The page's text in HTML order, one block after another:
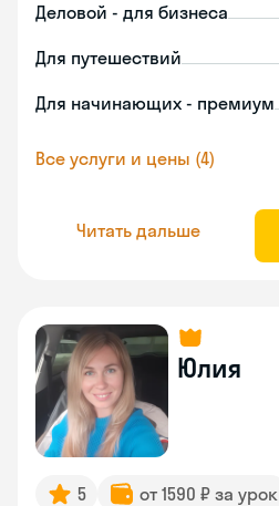
Деловой - для бизнеса
Для путешествий
Для начинающих - премиум
Все услуги и цены (4)
Читать дальше
Юлия
5 от 1590 ₽ за урок